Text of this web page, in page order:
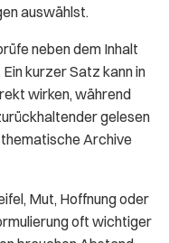
auswählst.
neben dem Inhalt
kurzer Satz kann in
wirken, während
gelesen
Archive
Mut, Hoffnung oder
oft wichtiger